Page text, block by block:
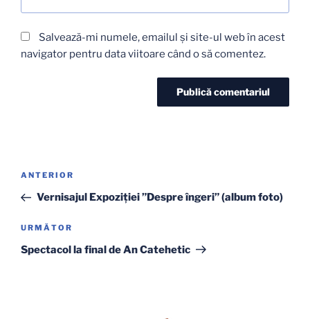
Salvează-mi numele, emailul și site-ul web în acest
navigator pentru data viitoare când o să comentez.
Navigare
articole
Articolul
anterior
ANTERIOR
Vernisajul Expoziției ”Despre îngeri” (album foto)
Articolul
următor
URMĂTOR
Spectacol la final de An Catehetic